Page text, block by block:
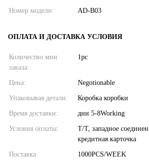
Номер модели: AD-B03
ОПЛАТА И ДОСТАВКА УСЛОВИЯ
Количество мин
заказа:
1pc
Цена: Negotionable
Упаковывая детали: Коробка коробки
Время доставки: дни 5-8Working
Условия оплаты:
T/T, западное
кредитная карточка
Поставка
1000PCS/WEEK